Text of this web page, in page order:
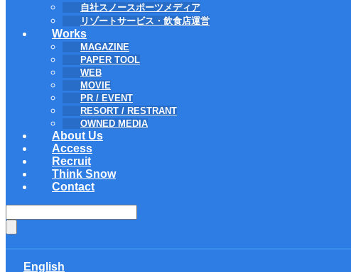
自社スノースポーツメディア
リゾートサービス・飲食店運営
Works
MAGAZINE
PAPER TOOL
WEB
MOVIE
PR / EVENT
RESORT / RESTRANT
OWNED MEDIA
About Us
Access
Recruit
Think Snow
Contact
English